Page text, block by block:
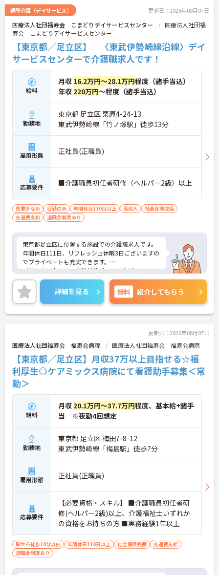
通所介護（デイサービス） 更新日：2026年08月07日
医療法人社団福寿会 こまどりデイサービスセンター
医療法人社団福
寿会 こまどりデイサービスセンター
【東京都／足立区】 〈東武伊勢崎線沿線〉デイ
サービスセンターで介護職求人です！
給料
月収 16.2万円～28.1万円程度（諸手当込）
年収 220万円～程度（諸手当込）
勤務地
東京都 足立区 栗原4-24-13
東武伊勢崎線「竹ノ塚駅」徒歩13分
雇用形態 正社員(正職員)
応募要件 ■介護職員初任者研修（ヘルパー2級）以上
残業少なめ 日勤のみ 年間休日110日以上 高収入
社会保険完備
交通費支給
退職金制度あり
東京都足立区に位置する施設での介護職求人です。
年間休日111日、リフレッシュ休暇3日ございますの
でプライベートも充実できます。
ご興味ある方には、面接対策ポイントなど、さらに
詳細をお話しいたしますのでお気軽にご相談くださ
い。
詳細を見る 無料 紹介してもらう
更新日：2026年08月07日
医療法人社団福寿会 福寿会病院 医療法人社団福寿会 福寿会病院
【東京都／足立区】月収37万以上目指せる☆福
利厚生◎ケアミックス病院にて看護助手募集＜常
勤＞
給料
月収 20.1万円～37.7万円程度、基本給+諸手
当 ※夜勤4回想定
勤務地
東京都 足立区 梅田7-8-12
東武伊勢崎線「梅島駅」徒歩7分
雇用形態 正社員(正職員)
応募要件
【必要資格・スキル】 ■介護職員初任者研
修(ヘルパー2級)以上、介護福祉士いずれか
の資格をお持ちの方 ■実務経験1年以上
駅から徒歩10分以内 年間休日110日以上 社会保険完備
交通費支給
退職金制度あり